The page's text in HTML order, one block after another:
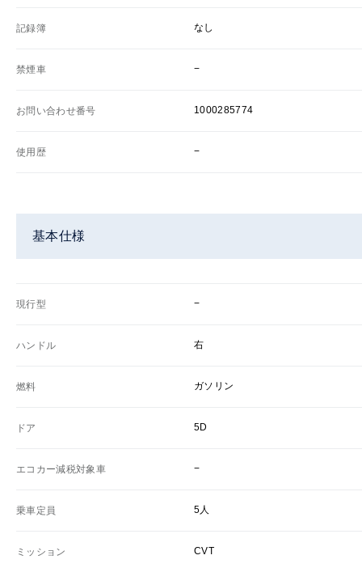
記録簿 なし
禁煙車 −
お問い合わせ番号 1000285774
使用歴 −
基本仕様
現行型 −
ハンドル 右
燃料 ガソリン
ドア 5D
エコカー減税対象車 −
乗車定員 5人
ミッション CVT